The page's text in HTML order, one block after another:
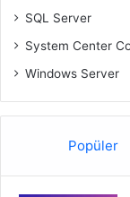
SQL Server
System Center
Windows Server
Popüler